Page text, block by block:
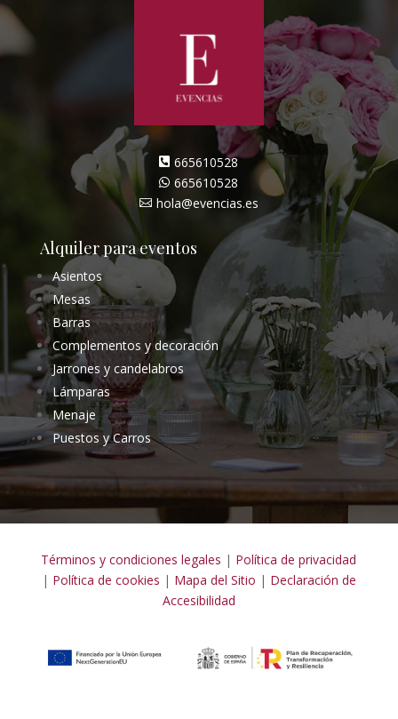
 665610528
 665610528
 hola@evencias.es
Alquiler para eventos
Asientos
Mesas
Barras
Complementos y decoración
Jarrones y candelabros
Lámparas
Menaje
Puestos y Carros
Términos y condiciones legales | Política de privacidad
| Política de cookies | Mapa del Sitio | Declaración de
Accesibilidad